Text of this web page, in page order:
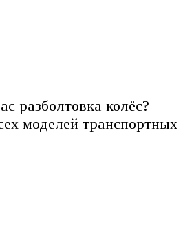
разболтовка колёс?
моделей транспортных